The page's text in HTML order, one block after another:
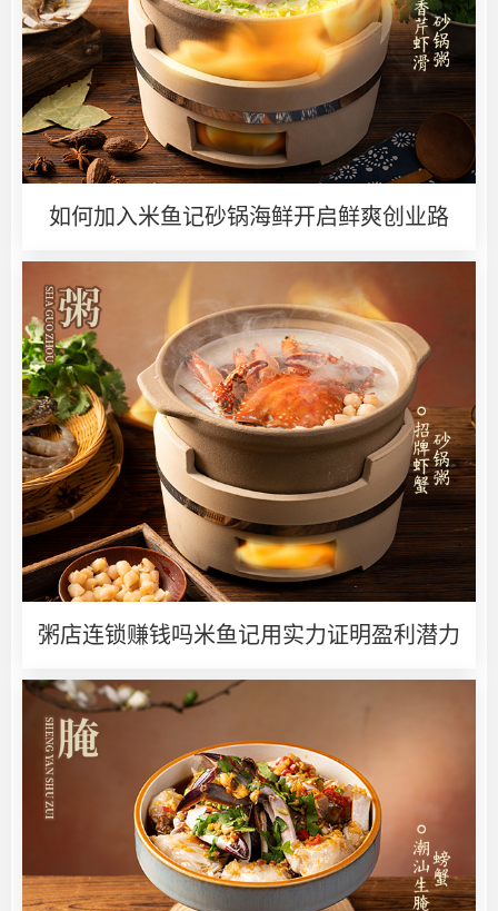
如何加入米鱼记砂锅海鲜开启鲜爽创业路
粥店连锁赚钱吗米鱼记用实力证明盈利潜力